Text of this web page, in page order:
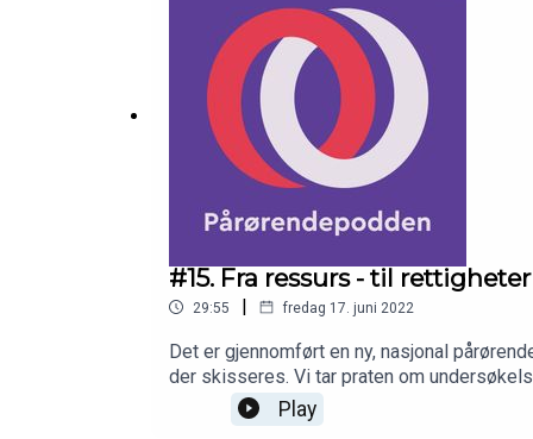
#15. Fra ressurs - til rettigheter
29:55 | fredag 17. juni 2022
Det er gjennomført en ny, nasjonal
der skisseres. Vi tar praten om
nokk snakk om å være ressurs. Nå vil vi
FRA DENNE EPISODEN:Den nye
Play